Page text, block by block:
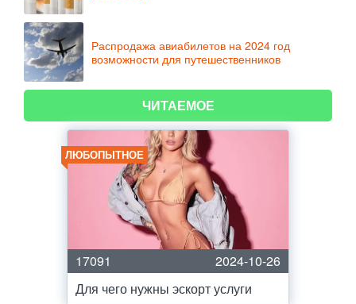
Распродажа авиабилетов на 2024 год
возможности для путешественников
ЧИТАЕМОЕ
ЛЮБОПЫТНОЕ
17091
2024-10-26
Для чего нужны эскорт услуги